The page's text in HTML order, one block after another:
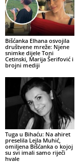
Bišćanka Elhana osvojila
društvene mreže: Njene
snimke dijele Toni
Cetinski, Marija Šerifović i
brojni mediji
Tuga u Bihaću: Na ahiret
preselila Lejla Muhić,
omiljena Bišćanka o kojoj
su svi imali samo riječi
hvale